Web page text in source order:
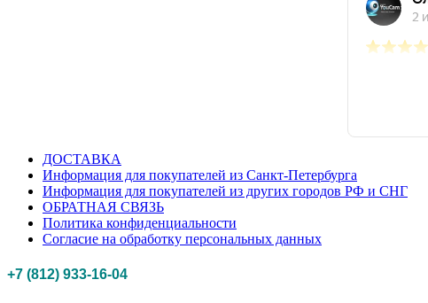
ДОСТАВКА
Информация для покупателей из Санкт-Петербурга
Информация для покупателей из других городов РФ и СНГ
ОБРАТНАЯ СВЯЗЬ
Политика конфиденциальности
Согласие на обработку персональных данных
+7 (812) 933-16-04